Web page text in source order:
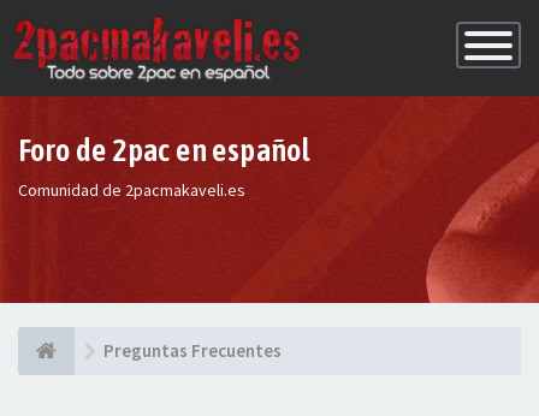
de
Foro de 2pac en español
Comunidad de 2pacmakaveli.es
Preguntas Frecuentes